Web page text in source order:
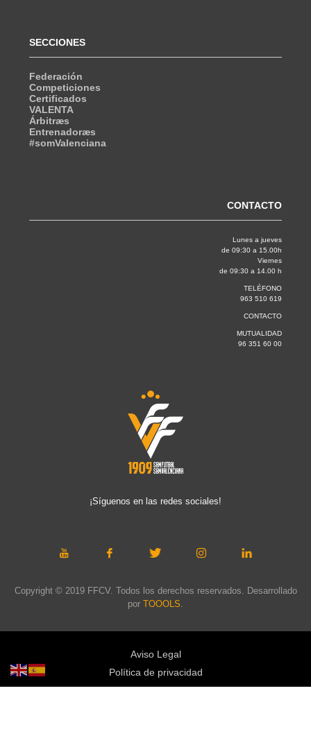
SECCIONES
Federación
Competiciones
Certificados
VALENTA
Árbitræs
Entrenadoræs
#somValenciana
CONTACTO
Lunes a jueves
de 09:30 a 15.00h
Viernes
de 09:30 a 14.00 h
TELÉFONO
963 510 619
CONTACTO
MUTUALIDAD
96 351 60 00
¡Síguenos en las redes sociales!
Copyright © 2019 FFCV. Todos los derechos reservados. Desarrollado
por TOOOLS.
Aviso Legal
Política de privacidad
Política de cookies